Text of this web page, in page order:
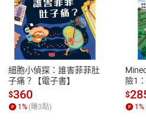
期
解
性
參
客服資訊
服務時間：週一到週五
13:00-17:00 (國定假日及
客服電話：0080-1857077
細胞小偵探：誰害菲菲肚
子痛？【電子書】
$360
1% (賺3點)
險1
子書
$
1%